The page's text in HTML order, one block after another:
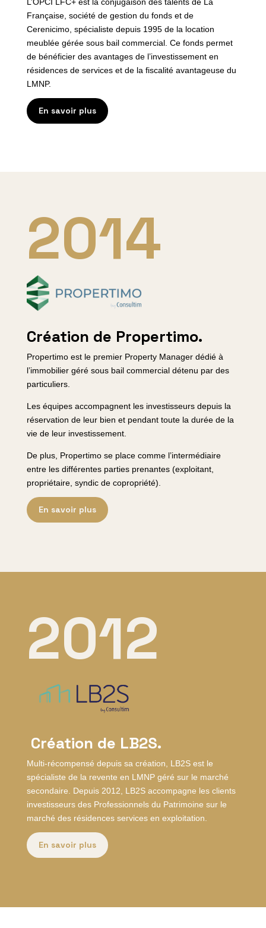
L’OPCI LFC+ est la conjugaison des talents de La
Française, société de gestion du fonds et de
Cerenicimo, spécialiste depuis 1995 de la location
meublée gérée sous bail commercial. Ce fonds permet
de bénéficier des avantages de l’investissement en
résidences de services et de la fiscalité avantageuse du
LMNP.
En savoir plus
2014
Création de Propertimo.
Propertimo est le premier Property Manager dédié à
l’immobilier géré sous bail commercial détenu par des
particuliers.
Les équipes accompagnent les investisseurs depuis la
réservation de leur bien et pendant toute la durée de la
vie de leur investissement.
De plus, Propertimo se place comme l’intermédiaire
entre les différentes parties prenantes (exploitant,
propriétaire, syndic de copropriété).
En savoir plus
2012
Création de LB2S.
Multi-récompensé depuis sa création, LB2S est le
spécialiste de la revente en LMNP géré sur le marché
secondaire. Depuis 2012, LB2S accompagne les clients
investisseurs des Professionnels du Patrimoine sur le
marché des résidences services en exploitation.
En savoir plus